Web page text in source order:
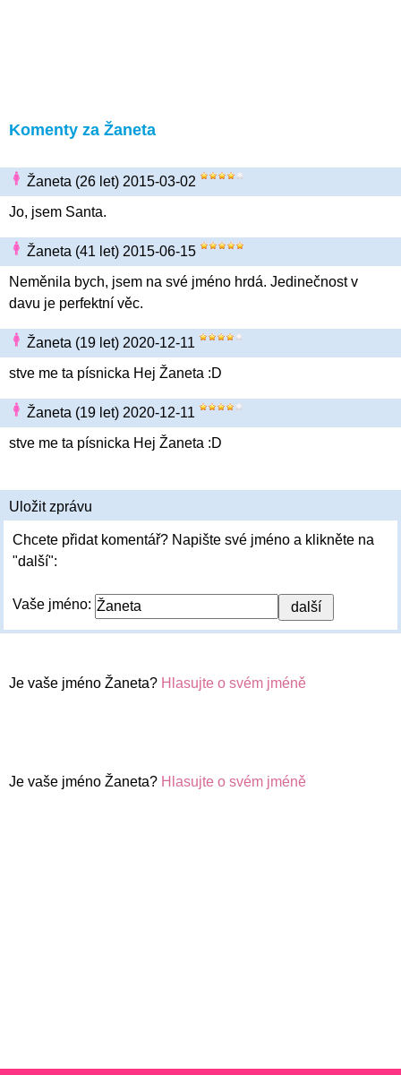
Komenty za Žaneta
Žaneta (26 let) 2015-03-02
Jo, jsem Santa.
Žaneta (41 let) 2015-06-15
Neměnila bych, jsem na své jméno hrdá. Jedinečnost v
davu je perfektní věc.
Žaneta (19 let) 2020-12-11
stve me ta písnicka Hej Žaneta :D
Žaneta (19 let) 2020-12-11
stve me ta písnicka Hej Žaneta :D
Uložit zprávu
Chcete přidat komentář? Napište své jméno a klikněte na
"další":
Vaše jméno:
Je vaše jméno Žaneta? Hlasujte o svém jméně
Je vaše jméno Žaneta? Hlasujte o svém jméně